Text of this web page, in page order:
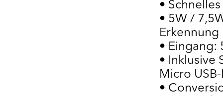
•
• 5W /
Erkennung
• Eingang:
• Inklusive
Micro
•